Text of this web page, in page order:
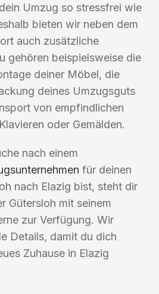
Umzug so stressfrei wie
bieten wir neben dem
auch zusätzliche
gehören beispielsweise die
deiner Möbel, die
deines Umzugsguts
von empfindlichen
oder Gemälden.
nach einem
für deinen
nach Elazig bist, steht dir
Gütersloh mit seinem
zur Verfügung. Wir
Details, damit du dich
Zuhause in Elazig